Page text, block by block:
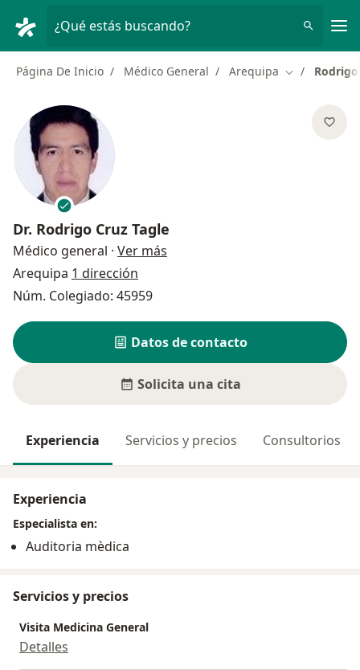
¿Qué estás buscando?
Página De Inicio Médico General Arequipa Cambiar de
Dr. Rodrigo Cruz Tagle
Médico general · Ver más
Arequipa 1 dirección
Núm. Colegiado: 45959
Datos de contacto
Solicita una cita
Experiencia Servicios y precios Consultorios
Experiencia
Especialista en:
Auditoria mèdica
Servicios y precios
Visita Medicina General
Detalles